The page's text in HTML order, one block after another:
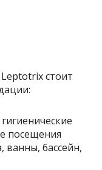
стоит
посещения
ванны, бассейн,